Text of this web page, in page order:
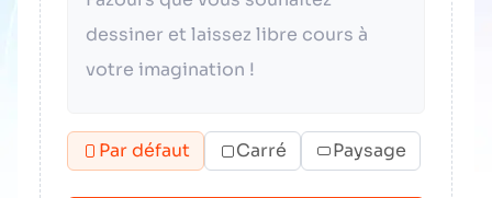
Par défaut Carré Paysage